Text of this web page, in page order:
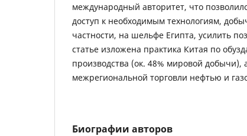
международный авторитет, что
доступ к необходимым технологиям,
частности, на шельфе Египта, усилить
статье изложена практика Китая по
производства (ок. 48% мировой добычи),
межрегиональной торговли нефтью и
Биографии авторов